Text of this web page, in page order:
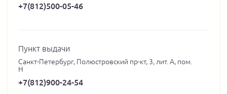
+7(812)500-05-46
Пункт выдачи
Санкт-Петербург, Полюстровский пр-кт, 3, лит. А, пом.
Н
+7(812)900-24-54